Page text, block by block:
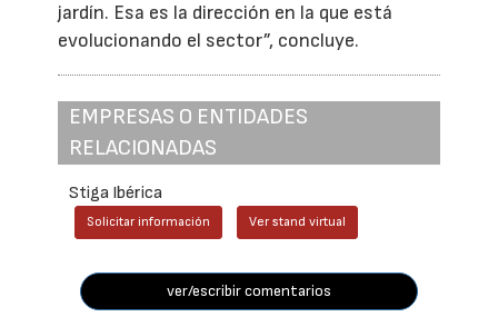
jardín. Esa es la dirección en la que está
evolucionando el sector”, concluye.
EMPRESAS O ENTIDADES
RELACIONADAS
Stiga Ibérica
Solicitar información Ver stand virtual
ver/escribir comentarios